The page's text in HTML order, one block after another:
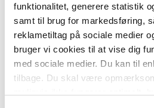
funktionalitet, generere statistik
samt til brug for markedsføring,
reklametiltag på sociale medier
bruger vi cookies til at vise dig
med sociale medier. Du kan til
tilbage. Du skal være
Titler i serien